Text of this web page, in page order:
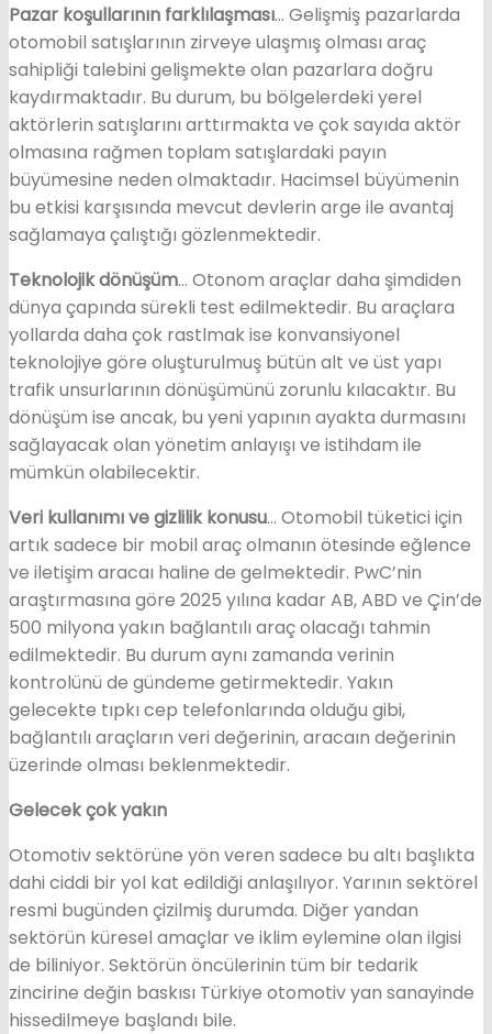
Pazar koşullarının farklılaşması… Gelişmiş pazarlarda
otomobil satışlarının zirveye ulaşmış olması araç
sahipliği talebini gelişmekte olan pazarlara doğru
kaydırmaktadır. Bu durum, bu bölgelerdeki yerel
aktörlerin satışlarını arttırmakta ve çok sayıda aktör
olmasına rağmen toplam satışlardaki payın
büyümesine neden olmaktadır. Hacimsel büyümenin
bu etkisi karşısında mevcut devlerin arge ile avantaj
sağlamaya çalıştığı gözlenmektedir.
Teknolojik dönüşüm… Otonom araçlar daha şimdiden
dünya çapında sürekli test edilmektedir. Bu araçlara
yollarda daha çok rastlmak ise konvansiyonel
teknolojiye göre oluşturulmuş bütün alt ve üst yapı
trafik unsurlarının dönüşümünü zorunlu kılacaktır. Bu
dönüşüm ise ancak, bu yeni yapının ayakta durmasını
sağlayacak olan yönetim anlayışı ve istihdam ile
mümkün olabilecektir.
Veri kullanımı ve gizlilik konusu… Otomobil tüketici için
artık sadece bir mobil araç olmanın ötesinde eğlence
ve iletişim aracaı haline de gelmektedir. PwC’nin
araştırmasına göre 2025 yılına kadar AB, ABD ve Çin’de
500 milyona yakın bağlantılı araç olacağı tahmin
edilmektedir. Bu durum aynı zamanda verinin
kontrolünü de gündeme getirmektedir. Yakın
gelecekte tıpkı cep telefonlarında olduğu gibi,
bağlantılı araçların veri değerinin, aracaın değerinin
üzerinde olması beklenmektedir.
Gelecek çok yakın
Otomotiv sektörüne yön veren sadece bu altı başlıkta
dahi ciddi bir yol kat edildiği anlaşılıyor. Yarının sektörel
resmi bugünden çizilmiş durumda. Diğer yandan
sektörün küresel amaçlar ve iklim eylemine olan ilgisi
de biliniyor. Sektörün öncülerinin tüm bir tedarik
zincirine değin baskısı Türkiye otomotiv yan sanayinde
hissedilmeye başlandı bile.